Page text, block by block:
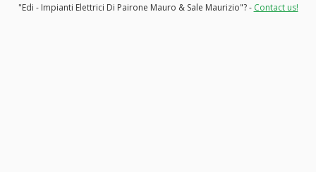
"Edi - Impianti Elettrici Di Pairone Mauro & Sale Maurizio"? - Contact us!